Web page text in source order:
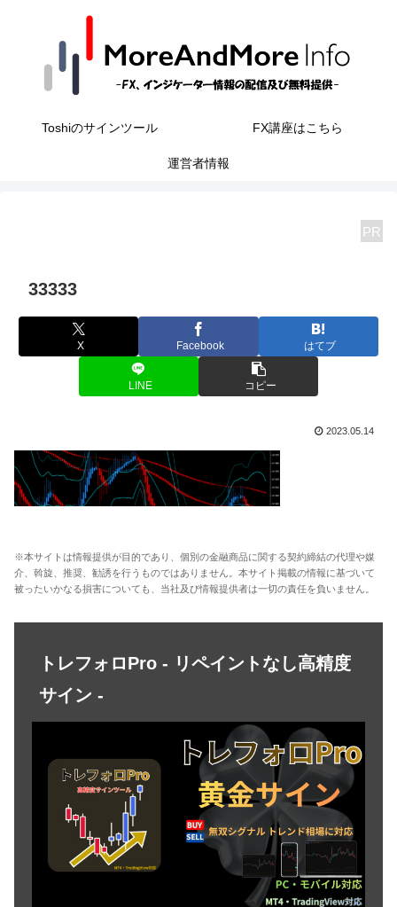
Toshiのサインツール FX講座はこちら
運営者情報
PR
33333
X Facebook はてブ
LINE コピー
2023.05.14
※本サイトは情報提供が目的であり、個別の金融商品に関する契約締結の代理や媒
介、斡旋、推奨、勧誘を行うものではありません。本サイト掲載の情報に基づいて
被ったいかなる損害についても、当社及び情報提供者は一切の責任を負いません。
トレフォロPro - リペイントなし高精度
サイン -